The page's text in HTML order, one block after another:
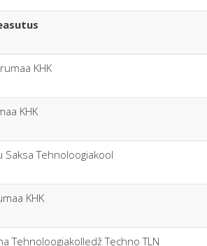
KHK
KHK
Saksa Tehnoloogiakool
KHK
Tehnoloogiakolledž Techno TLN